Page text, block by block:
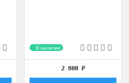
В наличии
2 800 Р